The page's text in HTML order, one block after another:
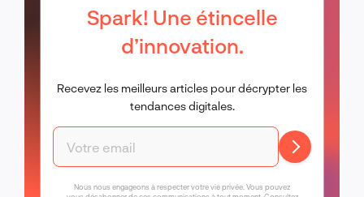
Spark! Une étincelle
d’innovation.
Recevez les meilleurs articles pour décrypter les
tendances digitales.
Nous nous engageons à respecter votre vie privée. Vous pouvez